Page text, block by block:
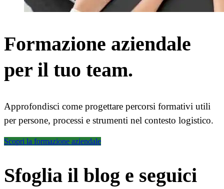
Formazione aziendale
per il tuo team.
Approfondisci come progettare percorsi formativi utili
per persone, processi e strumenti nel contesto logistico.
Scopri la formazione aziendale
Sfoglia il blog e seguici